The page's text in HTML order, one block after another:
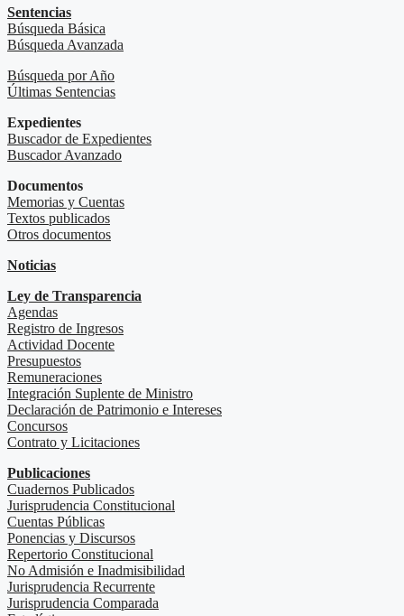
Sentencias
Búsqueda Básica
Búsqueda Avanzada
Búsqueda por Año
Últimas Sentencias
Expedientes
Buscador de Expedientes
Buscador Avanzado
Documentos
Memorias y Cuentas
Textos publicados
Otros documentos
Noticias
Ley de Transparencia
Agendas
Registro de Ingresos
Actividad Docente
Presupuestos
Remuneraciones
Integración Suplente de Ministro
Declaración de Patrimonio e Intereses
Concursos
Contrato y Licitaciones
Publicaciones
Cuadernos Publicados
Jurisprudencia Constitucional
Cuentas Públicas
Ponencias y Discursos
Repertorio Constitucional
No Admisión e Inadmisibilidad
Jurisprudencia Recurrente
Jurisprudencia Comparada